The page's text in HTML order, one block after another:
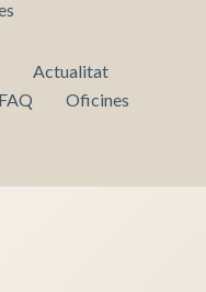
Actualitat
FAQ
Oficines